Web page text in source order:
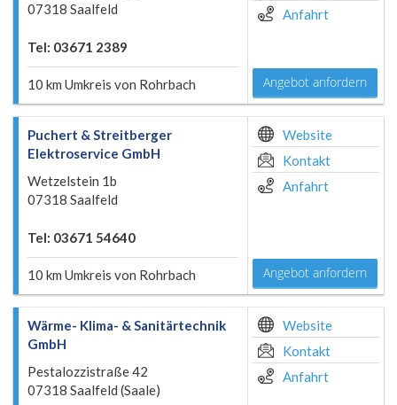
07318 Saalfeld
Tel: 03671 2389
10 km Umkreis von Rohrbach
Anfahrt
Angebot anfordern
Puchert & Streitberger
Elektroservice GmbH
Wetzelstein 1b
07318 Saalfeld
Tel: 03671 54640
10 km Umkreis von Rohrbach
Website
Kontakt
Anfahrt
Angebot anfordern
Wärme- Klima- & Sanitärtechnik
GmbH
Pestalozzistraße 42
07318 Saalfeld (Saale)
Website
Kontakt
Anfahrt